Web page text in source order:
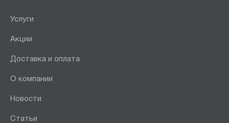
Услуги
Акции
Доставка и оплата
О компании
Новости
Статьи